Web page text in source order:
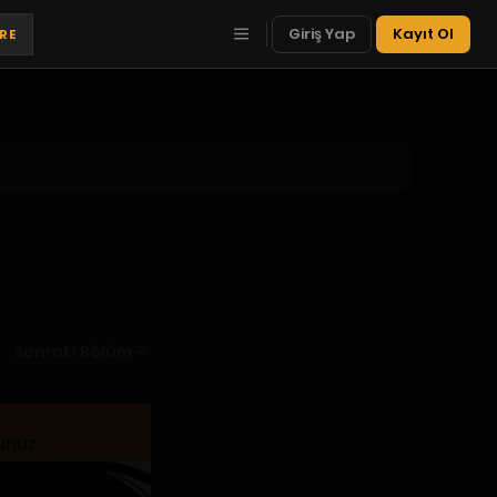
Giriş Yap Kayıt Ol